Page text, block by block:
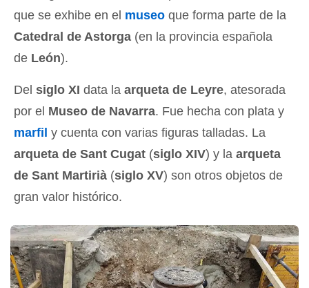
que se exhibe en el museo que forma parte de la
Catedral de Astorga (en la provincia española
de León).
Del siglo XI data la arqueta de Leyre, atesorada
por el Museo de Navarra. Fue hecha con plata y
marfil y cuenta con varias figuras talladas. La
arqueta de Sant Cugat (siglo XIV) y la arqueta
de Sant Martirià (siglo XV) son otros objetos de
gran valor histórico.